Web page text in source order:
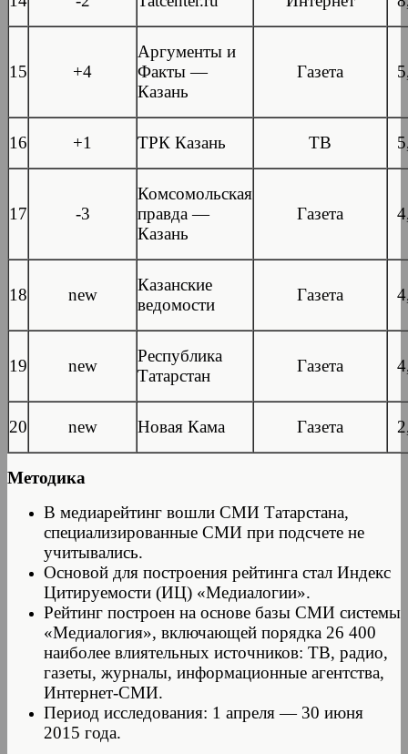
15 +4
Аргументы и
Факты —
Казань
Газета
16 +1 ТРК Казань ТВ
17 -3
Комсомольская
правда —
Казань
Газета
18 new
Казанские
ведомости
Газета
19 new
Республика
Татарстан
Газета
20 new Новая Кама Газета
Методика
В медиарейтинг вошли СМИ Татарстана,
специализированные СМИ при подсчете не
учитывались.
Основой для построения рейтинга стал Индекс
Цитируемости (ИЦ) «Медиалогии».
Рейтинг построен на основе базы СМИ системы
«Медиалогия», включающей порядка 26 400
наиболее влиятельных источников: ТВ, радио,
газеты, журналы, информационные агентства,
Интернет-СМИ.
Период исследования: 1 апреля — 30 июня
2015 года.